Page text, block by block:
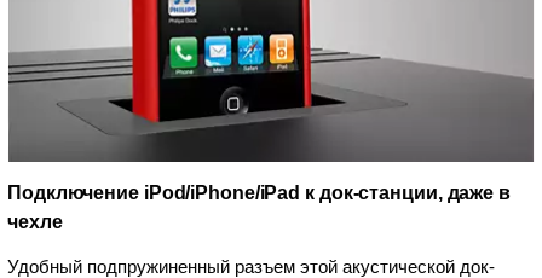
Подключение iPod/iPhone/iPad к док-станции, даже в
чехле
Удобный подпружиненный разъем этой акустической док-